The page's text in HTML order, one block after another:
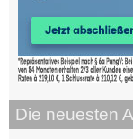
Die neuesten